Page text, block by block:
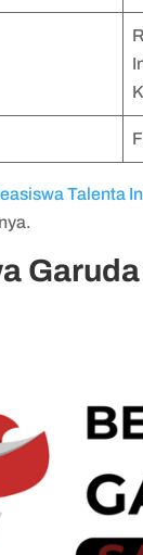
Talenta